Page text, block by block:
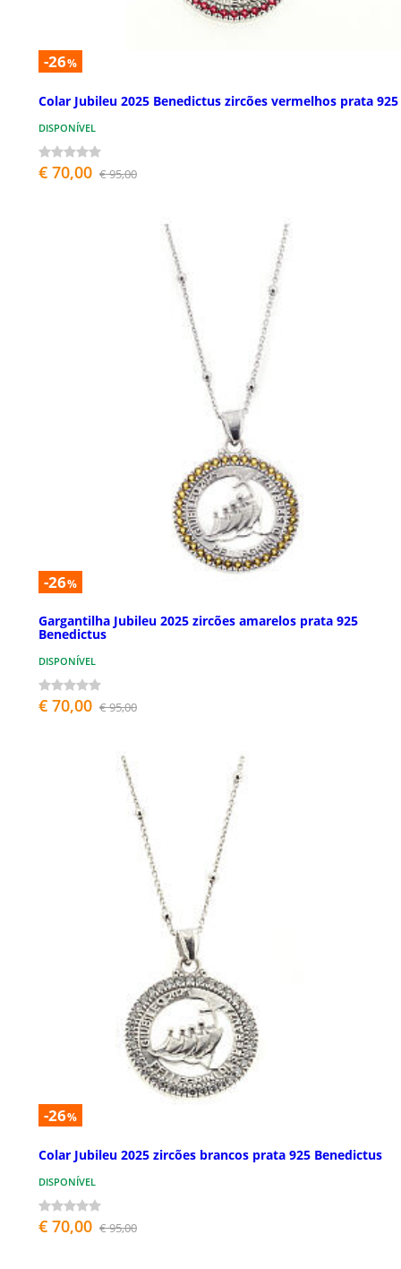
-26%
Colar Jubileu 2025 Benedictus zircões vermelhos prata 925
DISPONÍVEL
€ 70,00 € 95,00
-26%
Gargantilha Jubileu 2025 zircões amarelos prata 925
Benedictus
DISPONÍVEL
€ 70,00 € 95,00
-26%
Colar Jubileu 2025 zircões brancos prata 925 Benedictus
DISPONÍVEL
€ 70,00 € 95,00